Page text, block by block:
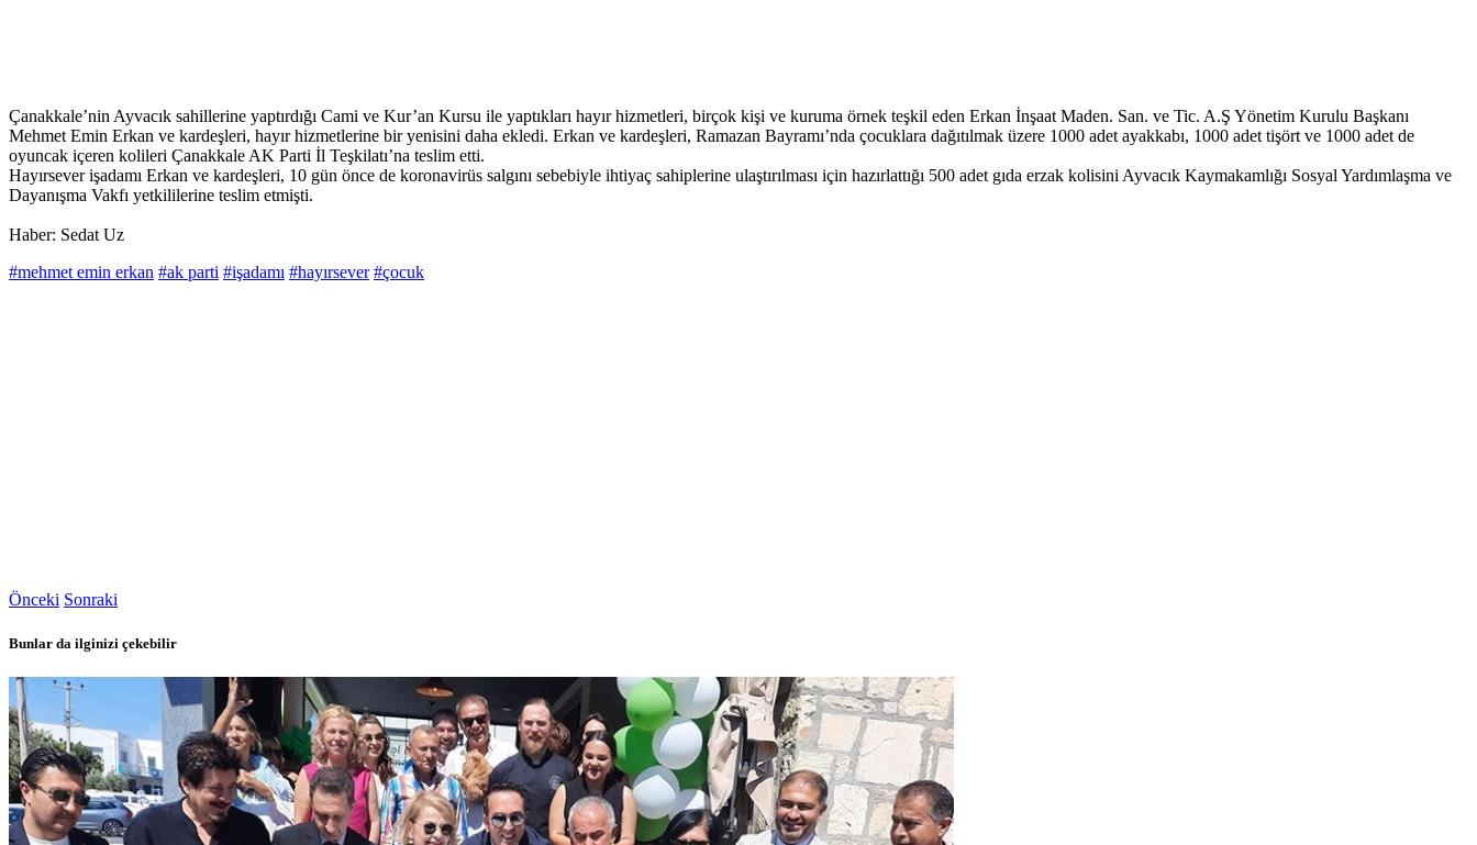
Çanakkale’nin Ayvacık sahillerine yaptırdığı Cami ve Kur’an Kursu ile yaptıkları hayır hizmetleri, birçok kişi ve kuruma örnek teşkil eden Erkan İnşaat Maden. San. ve Tic. A.Ş Yönetim Kurulu Başkanı
Mehmet Emin Erkan ve kardeşleri, hayır hizmetlerine bir yenisini daha ekledi. Erkan ve kardeşleri, Ramazan Bayramı’nda çocuklara dağıtılmak üzere 1000 adet ayakkabı, 1000 adet tişört ve 1000 adet de
oyuncak içeren kolileri Çanakkale AK Parti İl Teşkilatı’na teslim etti.
Hayırsever işadamı Erkan ve kardeşleri, 10 gün önce de koronavirüs salgını sebebiyle ihtiyaç sahiplerine ulaştırılması için hazırlattığı 500 adet gıda erzak kolisini Ayvacık Kaymakamlığı Sosyal Yardımlaşma ve
Dayanışma Vakfı yetkililerine teslim etmişti.
Haber: Sedat Uz
#mehmet emin erkan #ak parti #işadamı #hayırsever #çocuk
Önceki Sonraki
Bunlar da ilginizi çekebilir